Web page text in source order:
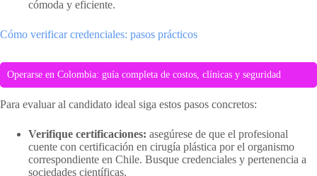
cómoda y eficiente.
Cómo verificar credenciales: pasos prácticos
Operarse en Colombia: guía completa de costos, clínicas y seguridad
Para evaluar al candidato ideal siga estos pasos concretos:
Verifique certificaciones: asegúrese de que el profesional
cuente con certificación en cirugía plástica por el organismo
correspondiente en Chile. Busque credenciales y pertenencia a
sociedades científicas.